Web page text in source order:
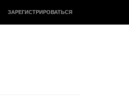
ЗАРЕГИСТРИРОВАТЬСЯ